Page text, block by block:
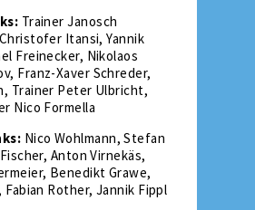
Trainer Janosch
Itansi, Yannik
Freinecker, Nikolaos
Franz-Xaver Schreder,
Trainer Peter Ulbricht,
Nico Formella
Nico Wohlmann, Stefan
Anton Virnekäs,
Benedikt Grawe,
Rother, Jannik Fippl